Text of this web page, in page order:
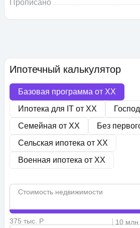
Прописано
Ипотечный калькулятор
Базовая программа от XX
Ипотека для IT от XX
Семейная от XX Без
Сельская ипотека от XX
Военная ипотека от XX
Стоимость недвижимости
375 тыс. Р 10